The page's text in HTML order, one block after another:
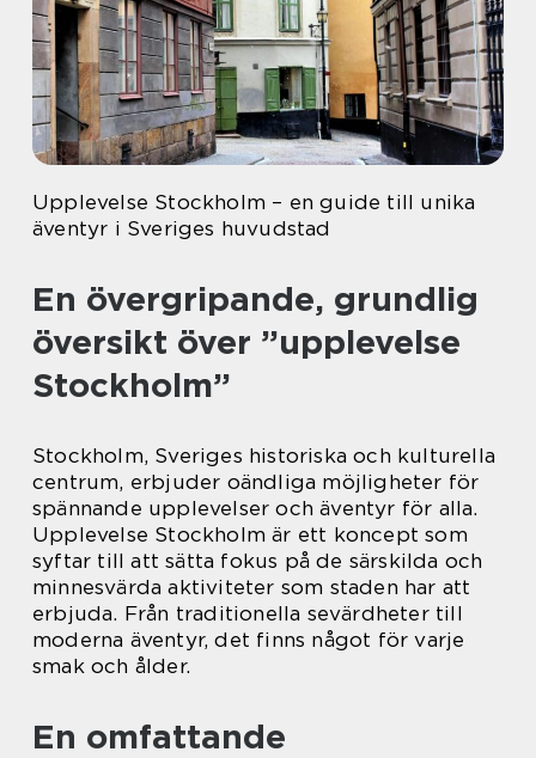
Upplevelse Stockholm – en guide till unika
äventyr i Sveriges huvudstad
En övergripande, grundlig
översikt över ”upplevelse
Stockholm”
Stockholm, Sveriges historiska och kulturella
centrum, erbjuder oändliga möjligheter för
spännande upplevelser och äventyr för alla.
Upplevelse Stockholm är ett koncept som
syftar till att sätta fokus på de särskilda och
minnesvärda aktiviteter som staden har att
erbjuda. Från traditionella sevärdheter till
moderna äventyr, det finns något för varje
smak och ålder.
En omfattande